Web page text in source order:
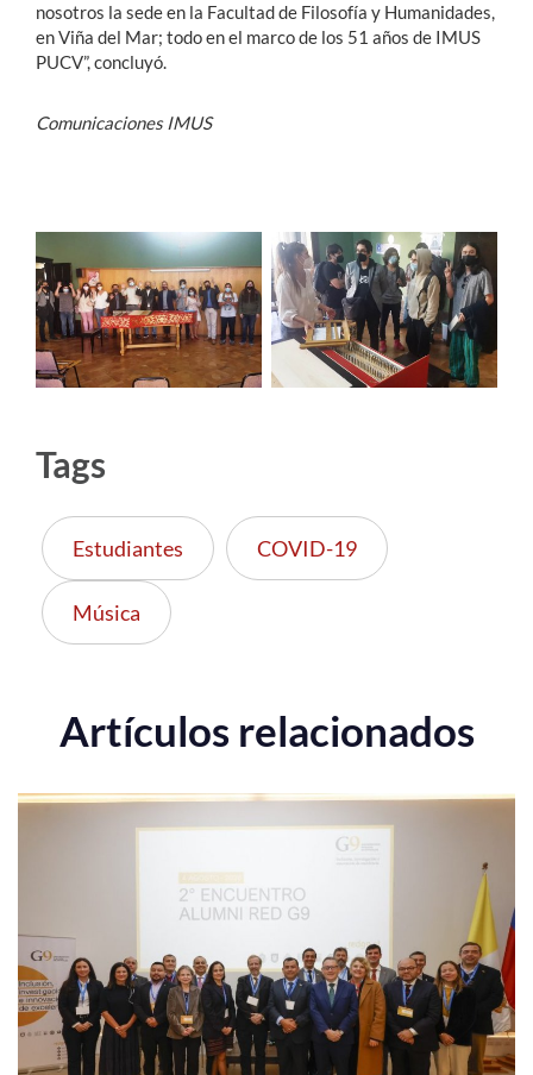
nosotros la sede en la Facultad de Filosofía y Humanidades,
en Viña del Mar; todo en el marco de los 51 años de IMUS
PUCV”, concluyó.
Comunicaciones IMUS
Tags
Estudiantes COVID-19
Música
Artículos relacionados